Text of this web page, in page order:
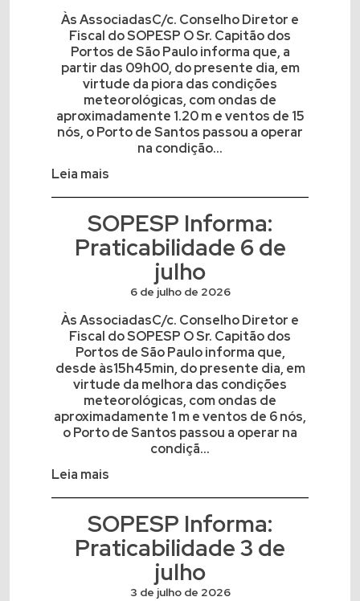
Às AssociadasC/c. Conselho Diretor e
Fiscal do SOPESP O Sr. Capitão dos
Portos de São Paulo informa que, a
partir das 09h00, do presente dia, em
virtude da piora das condições
meteorológicas, com ondas de
aproximadamente 1.20 m e ventos de 15
nós, o Porto de Santos passou a operar
na condição...
Leia mais
SOPESP Informa:
Praticabilidade 6 de
julho
6 de julho de 2026
Às AssociadasC/c. Conselho Diretor e
Fiscal do SOPESP O Sr. Capitão dos
Portos de São Paulo informa que,
desde às15h45min, do presente dia, em
virtude da melhora das condições
meteorológicas, com ondas de
aproximadamente 1 m e ventos de 6 nós,
o Porto de Santos passou a operar na
condiçã...
Leia mais
SOPESP Informa:
Praticabilidade 3 de
julho
3 de julho de 2026